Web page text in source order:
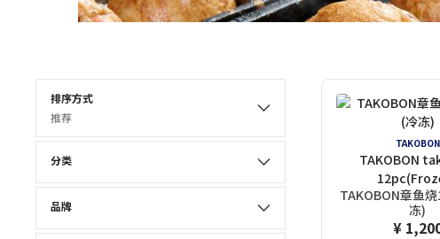
排序方式
推荐
分类
品牌
TAKOBON
TAKOBON
TAKOBON章鱼
冻)
¥